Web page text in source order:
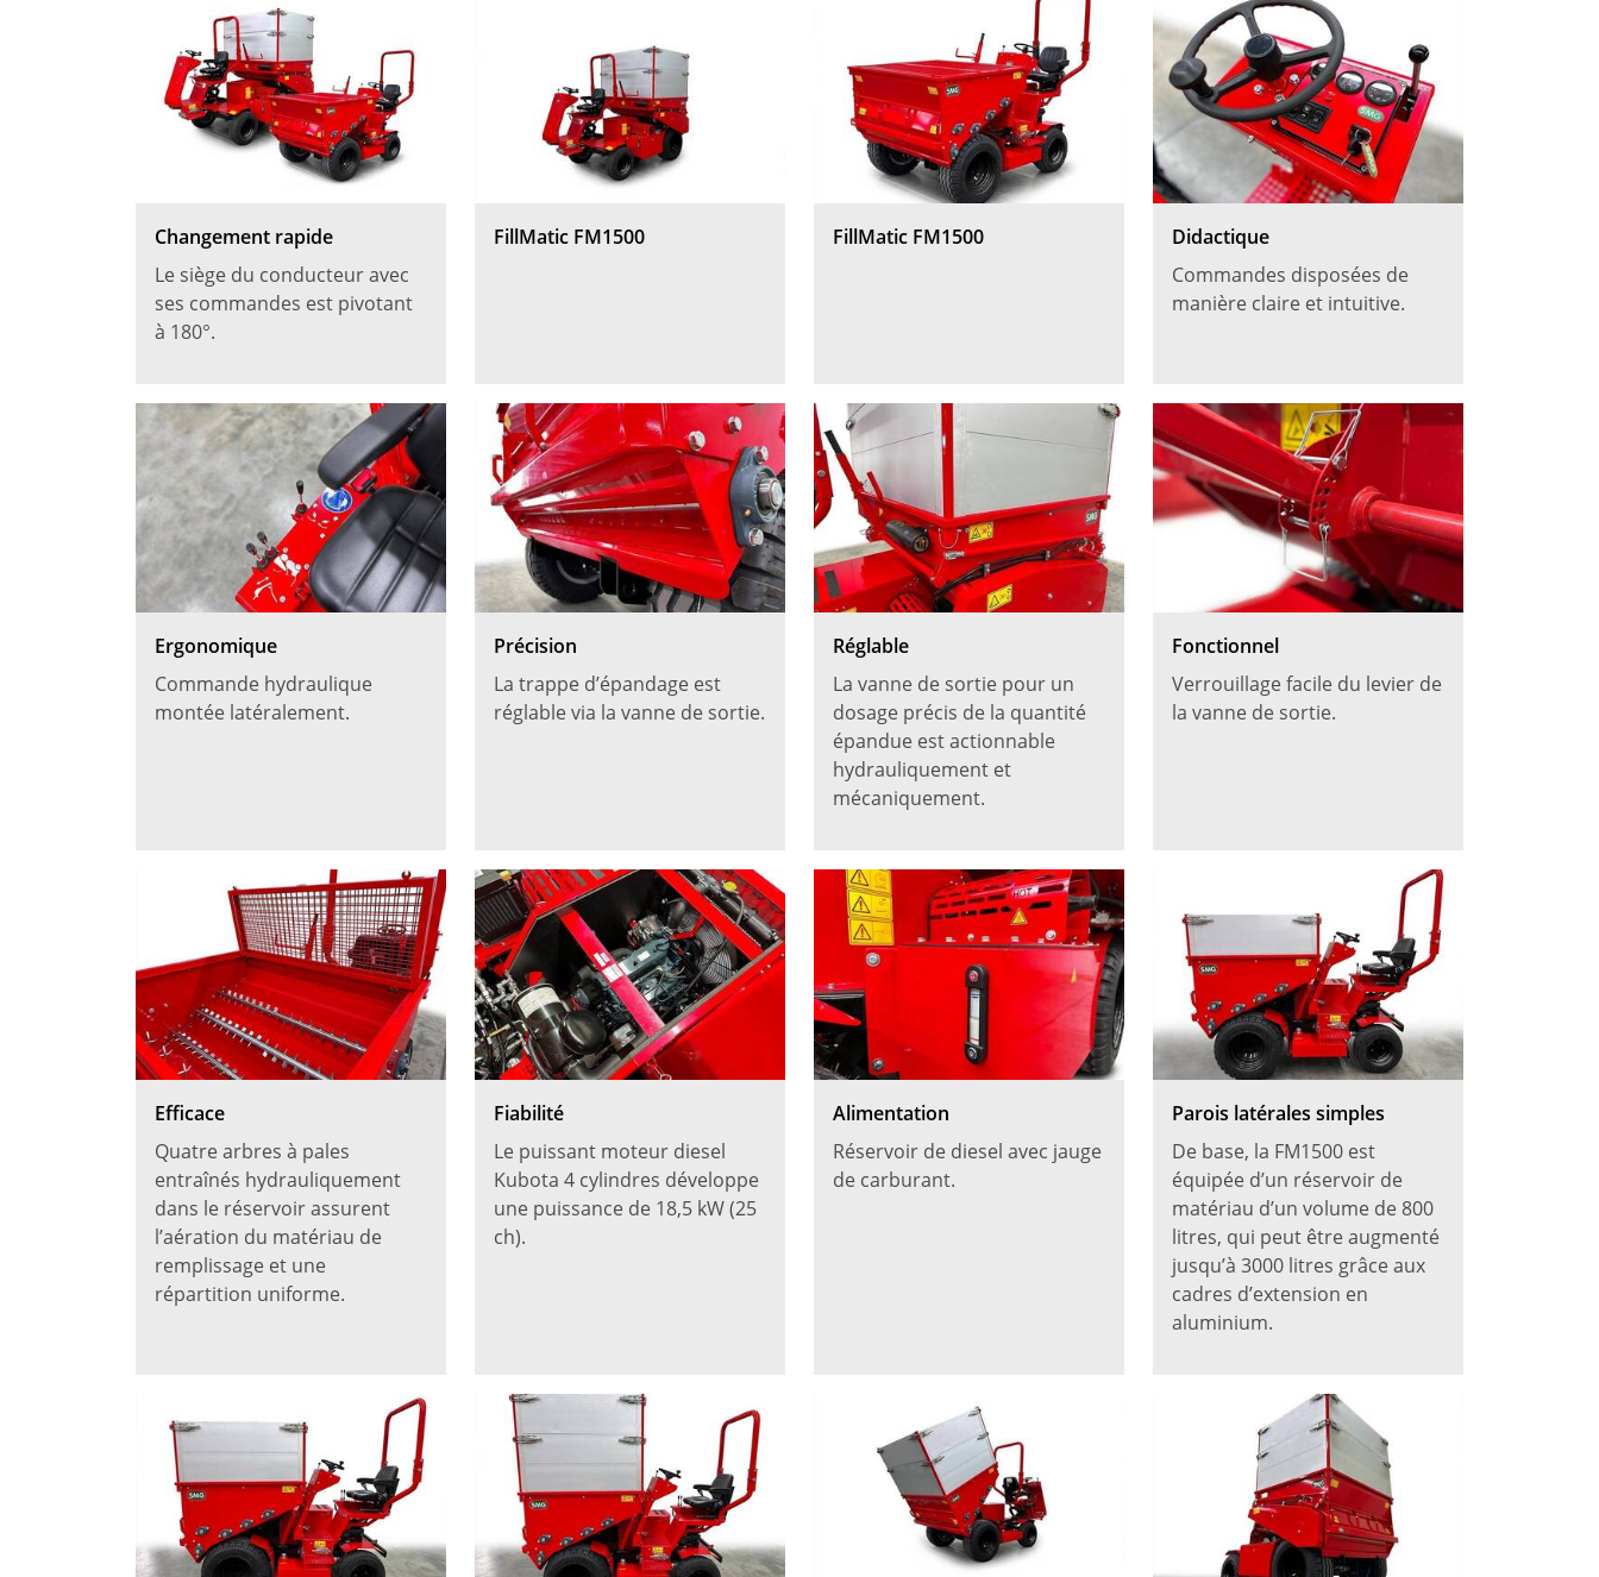
Changement rapide
Le siège du conducteur avec
ses commandes est pivotant
à 180°.
FillMatic FM1500 FillMatic FM1500
Didactique
Commandes disposées de
manière claire et intuitive.
Ergonomique
Commande hydraulique
montée latéralement.
Précision
La trappe d’épandage est
réglable via la vanne de sortie.
Réglable
La vanne de sortie pour un
dosage précis de la quantité
épandue est actionnable
hydrauliquement et
mécaniquement.
Fonctionnel
Verrouillage facile du levier de
la vanne de sortie.
Efficace
Quatre arbres à pales
entraînés hydrauliquement
dans le réservoir assurent
l’aération du matériau de
remplissage et une
répartition uniforme.
Fiabilité
Le puissant moteur diesel
Kubota 4 cylindres développe
une puissance de 18,5 kW (25
ch).
Alimentation
Réservoir de diesel avec jauge
de carburant.
Parois latérales simples
De base, la FM1500 est
équipée d’un réservoir de
matériau d’un volume de 800
litres, qui peut être augmenté
jusqu’à 3000 litres grâce aux
cadres d’extension en
aluminium.